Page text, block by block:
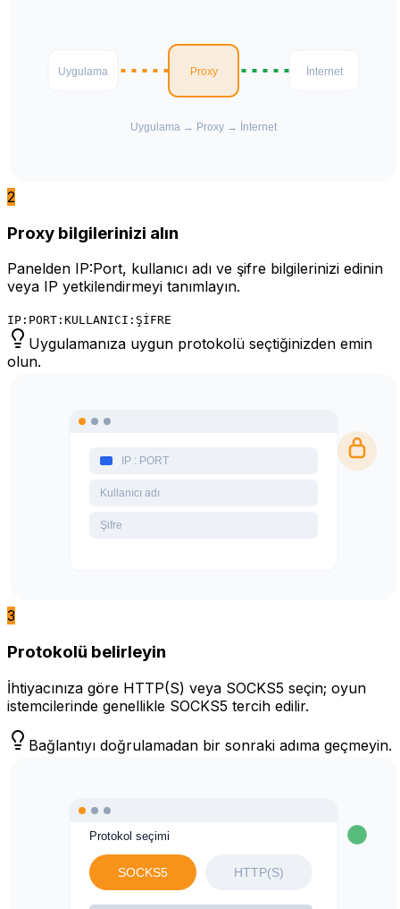
2
Proxy bilgilerinizi alın
Panelden IP:Port, kullanıcı adı ve şifre bilgilerinizi edinin
veya IP yetkilendirmeyi tanımlayın.
IP:PORT:KULLANICI:ŞİFRE
Uygulamanıza uygun protokolü seçtiğinizden emin
olun.
3
Protokolü belirleyin
İhtiyacınıza göre HTTP(S) veya SOCKS5 seçin; oyun
istemcilerinde genellikle SOCKS5 tercih edilir.
Bağlantıyı doğrulamadan bir sonraki adıma geçmeyin.